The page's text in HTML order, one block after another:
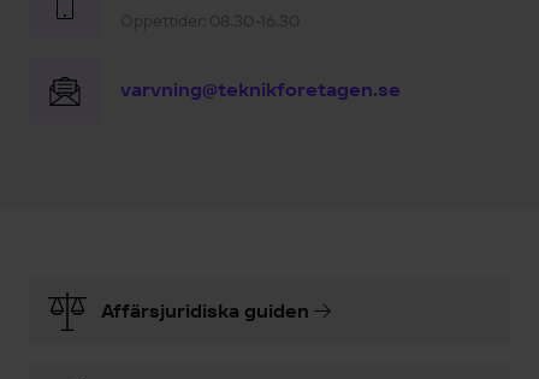
Öppettider: 08.30-16.30
varvning@teknikforetagen.se
Affärsjuridiska guiden